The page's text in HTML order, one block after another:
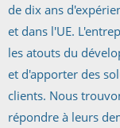
de dix ans
et dans l'UE.
les atouts du
et d'apporter des
clients. Nous
répondre à leurs